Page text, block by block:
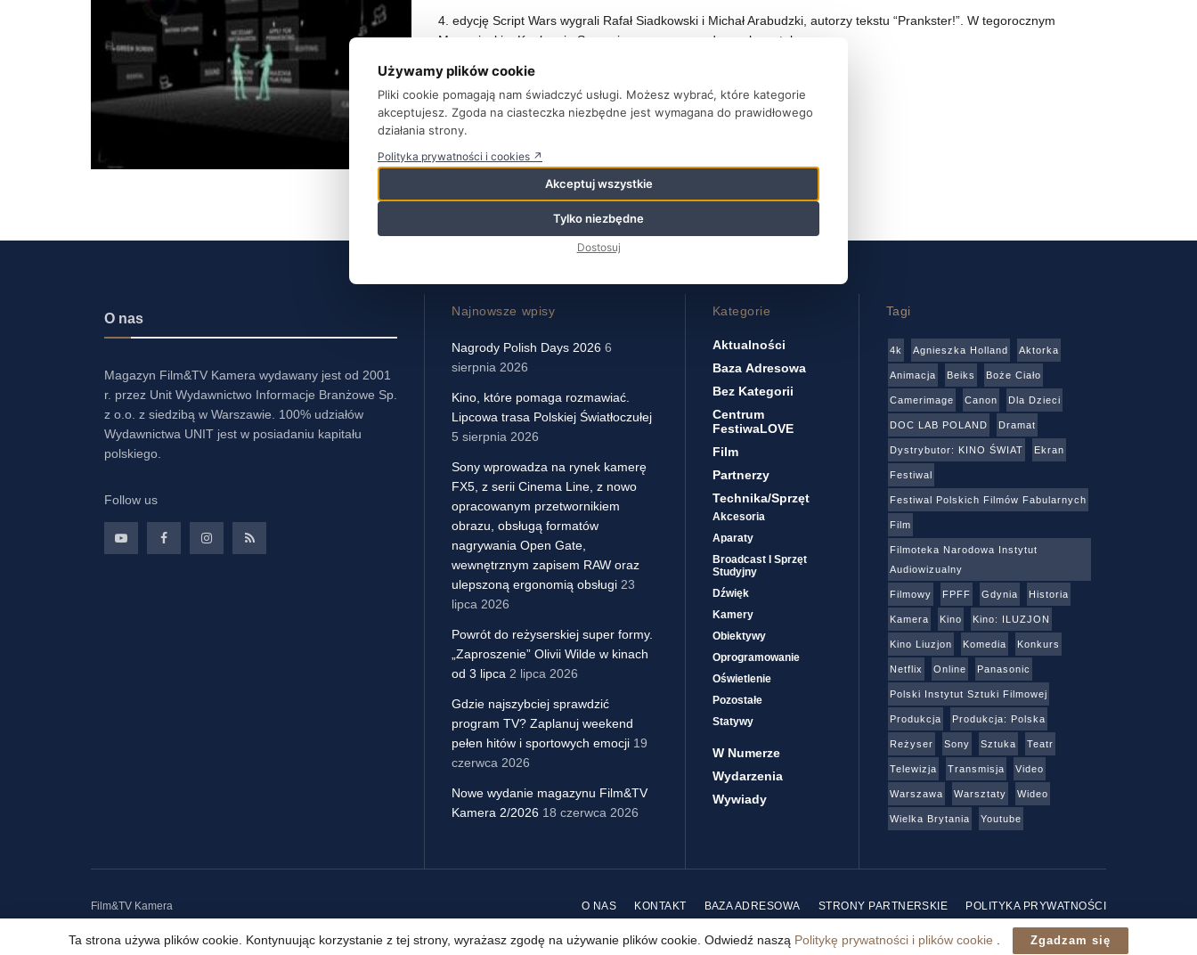
4. edycję Script Wars wygrali Rafał Siadkowski i Michał Arabudzki, autorzy tekstu “Prankster!”. W tegorocznym
Mazowieckim Konkursie Scenariuszowym nagrodzonych zostało ...
WIĘCEJ
O nas
Magazyn Film&TV Kamera wydawany jest od 2001
r. przez Unit Wydawnictwo Informacje Branżowe Sp.
z o.o. z siedzibą w Warszawie. 100% udziałów
Wydawnictwa UNIT jest w posiadaniu kapitału
polskiego.
Follow us
Najnowsze wpisy
Nagrody Polish Days 2026 6
sierpnia 2026
Kino, które pomaga rozmawiać.
Lipcowa trasa Polskiej Światłoczułej
5 sierpnia 2026
Sony wprowadza na rynek kamerę
FX5, z serii Cinema Line, z nowo
opracowanym przetwornikiem
obrazu, obsługą formatów
nagrywania Open Gate,
wewnętrznym zapisem RAW oraz
ulepszoną ergonomią obsługi 23
lipca 2026
Powrót do reżyserskiej super formy.
„Zaproszenie” Olivii Wilde w kinach
od 3 lipca 2 lipca 2026
Gdzie najszybciej sprawdzić
program TV? Zaplanuj weekend
pełen hitów i sportowych emocji 19
czerwca 2026
Nowe wydanie magazynu Film&TV
Kamera 2/2026 18 czerwca 2026
Kategorie
Aktualności
Baza Adresowa
Bez Kategorii
Centrum
FestiwaLOVE
Film
Partnerzy
Technika/sprzęt
Akcesoria
Aparaty
Broadcast I Sprzęt
Studyjny
Dźwięk
Kamery
Obiektywy
Oprogramowanie
Oświetlenie
Pozostałe
Statywy
W Numerze
Wydarzenia
Wywiady
Tagi
4k Agnieszka Holland Aktorka
Animacja Beiks Boże Ciało
Camerimage Canon Dla Dzieci
DOC LAB POLAND Dramat
Dystrybutor: KINO ŚWIAT Ekran
Festiwal
Festiwal Polskich Filmów Fabularnych
Film
Filmoteka Narodowa Instytut
Audiowizualny
Filmowy FPFF Gdynia Historia
Kamera Kino Kino: ILUZJON
Kino Liuzjon Komedia Konkurs
Netflix Online Panasonic
Polski Instytut Sztuki Filmowej
Produkcja Produkcja: Polska
Reżyser Sony Sztuka Teatr
Telewizja Transmisja Video
Warszawa Warsztaty Wideo
Wielka Brytania Youtube
O NAS KONTAKT BAZA ADRESOWA STRONY PARTNERSKIE POLITYKA PRYWATNOŚCI
Film&TV Kamera
Ta strona używa plików cookie. Kontynuując korzystanie z tej strony, wyrażasz zgodę na używanie plików cookie. Odwiedź naszą Politykę prywatności i plików cookie Zgadzam się
Używamy plików cookie
Pliki cookie pomagają nam świadczyć usługi. Możesz wybrać, które kategorie
akceptujesz. Zgoda na ciasteczka niezbędne jest wymagana do prawidłowego
działania strony.
Polityka prywatności i cookies ↗
Akceptuj wszystkie
Tylko niezbędne
Dostosuj